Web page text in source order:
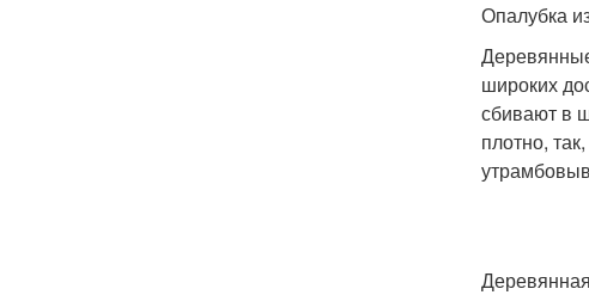
Опалубка
широких
сбивают в
плотно,